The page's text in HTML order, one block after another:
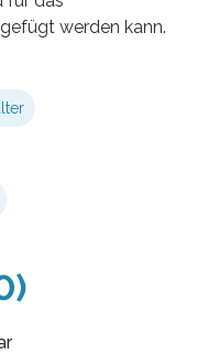
werden kann.